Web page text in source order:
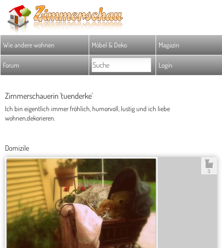
Wie andere wohnen Möbel & Deko Magazin
Forum Login
Zimmerschauerin 'tuenderke'
Ich bin eigentlich immer fröhlich, humorvoll, lustig und ich liebe
wohnen,dekorieren.
Domizile
3.